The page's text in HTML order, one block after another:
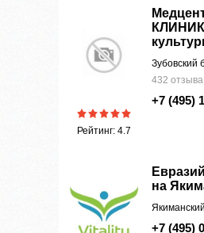
Рейтинг: 4.7
Зубовский
432 отзыва
+7 (495)
на
+7 (495)